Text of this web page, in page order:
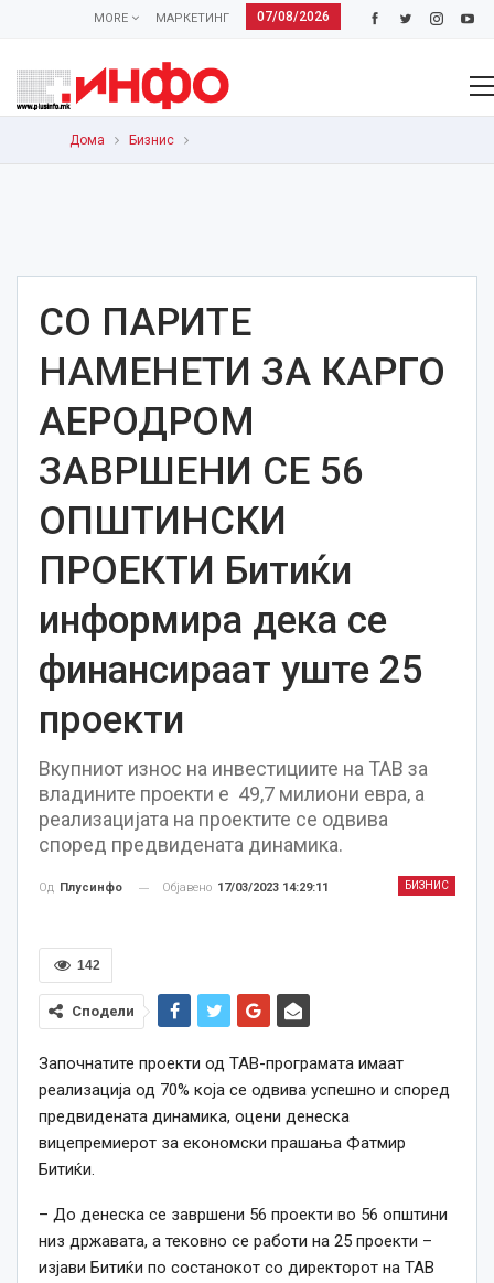
07/08/2026
МАРКЕТИНГ
MORE
Дома Бизнис
СО ПАРИТЕ
НАМЕНЕТИ ЗА КАРГО
АЕРОДРОМ
ЗАВРШЕНИ СЕ 56
ОПШТИНСКИ
ПРОЕКТИ Битиќи
информира дека се
финансираат уште 25
проекти
Вкупниот износ на инвестициите на ТАВ за
владините проекти е 49,7 милиони евра, а
реализацијата на проектите се одвива
според предвидената динамика.
БИЗНИС
Од Плусинфо Објавено 17/03/2023 14:29:11
142
Сподели
Започнатите проекти од ТАВ-програмата имаат
реализација од 70% која се одвива успешно и според
предвидената динамика, оцени денеска
вицепремиерот за економски прашања Фатмир
Битиќи.
– До денеска се завршени 56 проекти во 56 општини
низ државата, а тековно се работи на 25 проекти –
изјави Битиќи по состанокот со директорот на ТАВ